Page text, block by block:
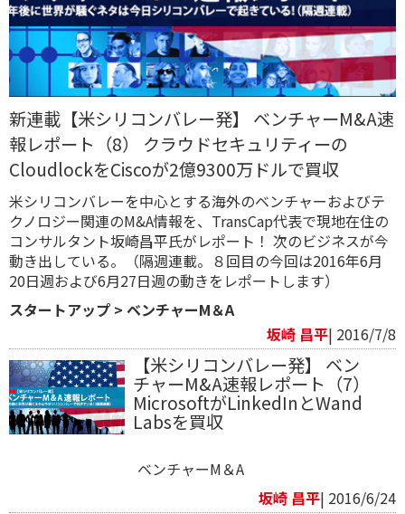
新連載【米シリコンバレー発】 ベンチャーM&A速
報レポート（8） クラウドセキュリティーの
CloudlockをCiscoが2億9300万ドルで買収
米シリコンバレーを中心とする海外のベンチャーおよびテ
クノロジー関連のM&A情報を、TransCap代表で現地在住の
コンサルタント坂崎昌平氏がレポート！ 次のビジネスが今
動き出している。（隔週連載。８回目の今回は2016年6月
20日週および6月27日週の動きをレポートします）
スタートアップ > ベンチャーM＆A
坂崎 昌平| 2016/7/8
【米シリコンバレー発】 ベン
チャーM&A速報レポート（7）
MicrosoftがLinkedInとWand
Labsを買収
ベンチャーM＆A
坂崎 昌平| 2016/6/24